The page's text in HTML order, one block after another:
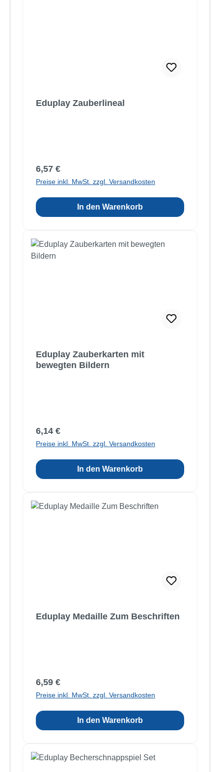
Eduplay Zauberlineal
Regulärer Preis:
6,57 €
Preise inkl. MwSt. zzgl. Versandkosten
In den Warenkorb
Eduplay Zauberkarten mit
bewegten Bildern
Regulärer Preis:
6,14 €
Preise inkl. MwSt. zzgl. Versandkosten
In den Warenkorb
Eduplay Medaille Zum Beschriften
Regulärer Preis:
6,59 €
Preise inkl. MwSt. zzgl. Versandkosten
In den Warenkorb